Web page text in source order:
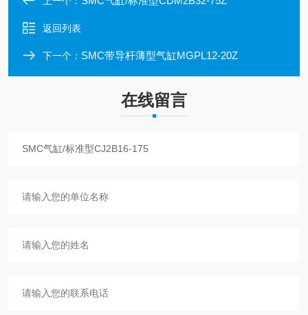
返回列表
下一个： SMC带导杆薄型气缸MGPL12-20Z
在线留言